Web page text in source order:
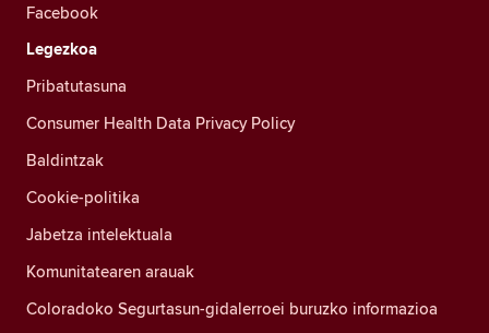
Facebook
Legezkoa
Pribatutasuna
Consumer Health Data Privacy Policy
Baldintzak
Cookie-politika
Jabetza intelektuala
Komunitatearen arauak
Coloradoko Segurtasun-gidalerroei buruzko informazioa